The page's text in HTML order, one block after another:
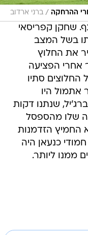
ההרחקה / ברני ארדוב
שחקן קפריסאי
בשל המצב
את החלוץ
אחרי הפציעה
סתיו
אתמול היו
שנתנו דקות
שלו מהספסל
החמיץ הזדמנות
3:3 בסיום. חמודי כנעאן היה
ממנו ליותר.